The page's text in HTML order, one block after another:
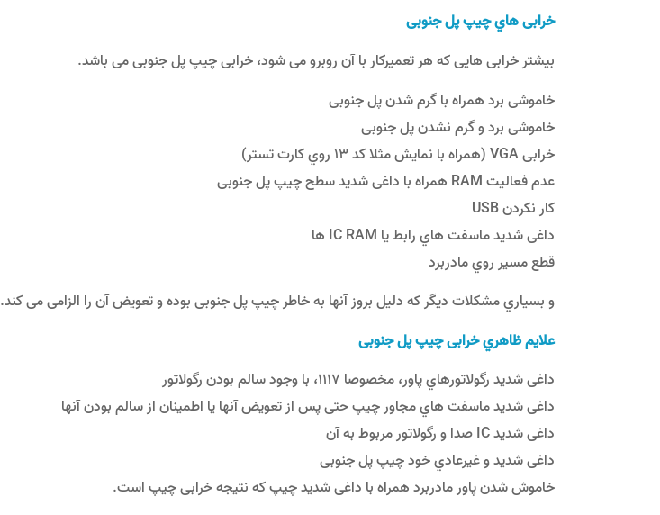
ﺧﺮاﺑﯽ ﻫﺎي ﭼﯿﭗ ﭘﻞ ﺟﻨﻮﺑﯽ
ﺑﯿﺸﺘﺮ ﺧﺮاﺑﯽ ﻫﺎﯾﯽ ﮐﻪ ﻫﺮ ﺗﻌﻤﯿﺮﮐﺎر ﺑﺎ آن روﺑﺮو ﻣﯽ ﺷﻮد، ﺧﺮاﺑﯽ ﭼﯿﭗ ﭘﻞ ﺟﻨﻮﺑﯽ ﻣﯽ ﺑﺎﺷﺪ.
خاﻣﻮﺷﯽ ﺑﺮد ﻫﻤﺮاه ﺑﺎ ﮔﺮم ﺷﺪن ﭘﻞ ﺟﻨﻮﺑﯽ
ﺧﺎﻣﻮﺷﯽ ﺑﺮد و ﮔﺮم ﻧﺸﺪن ﭘﻞ ﺟﻨﻮﺑﯽ
ﺧﺮاﺑﯽ VGA (همراه ﺑﺎ ﻧﻤﺎﯾﺶ ﻣﺜﻼ ﮐﺪ 13 روي ﮐﺎرت ﺗﺴﺘﺮ)
ﻋﺪم ﻓﻌﺎﻟﯿﺖ RAM همراه ﺑﺎ داﻏﯽ ﺷﺪﯾﺪ ﺳﻄﺢ ﭼﯿﭗ ﭘﻞ ﺟﻨﻮﺑﯽ
ﮐﺎر ﻧﮑﺮدن USB
داﻏﯽ ﺷﺪﯾﺪ ﻣﺎﺳﻔﺖ ﻫﺎي راﺑﻂ ﯾﺎ IC RAM ها
ﻗﻄﻊ ﻣﺴﯿﺮ روي ﻣﺎدرﺑﺮد
و ﺑﺴﯿﺎري ﻣﺸﮑﻼت دﯾﮕﺮ ﮐﻪ دﻟﯿﻞ ﺑﺮوز آﻧﻬﺎ ﺑﻪ ﺧﺎﻃﺮ ﭼﯿﭗ ﭘﻞ ﺟﻨﻮﺑﯽ ﺑﻮده و ﺗﻌﻮﯾﺾ آن را اﻟﺰاﻣﯽ ﻣﯽ ﮐﻨﺪ.
ﻋﻼﯾﻢ ﻇﺎﻫﺮي ﺧﺮاﺑﯽ ﭼﯿﭗ ﭘﻞ ﺟﻨﻮﺑﯽ
داﻏﯽ ﺷﺪﯾﺪ رﮔﻮﻻﺗﻮرﻫﺎي ﭘﺎور، ﻣﺨﺼﻮﺻﺎ 1117، ﺑﺎ وﺟﻮد ﺳﺎﻟﻢ ﺑﻮدن رﮔﻮﻻﺗﻮر
داﻏﯽ ﺷﺪﯾﺪ ﻣﺎﺳﻔﺖ ﻫﺎي ﻣﺠﺎور ﭼﯿﭗ ﺣﺘﯽ ﭘﺲ از ﺗﻌﻮﯾﺾ آﻧﻬﺎ ﯾﺎ اﻃﻤﯿﻨﺎن از ﺳﺎﻟﻢ ﺑﻮدن آﻧﻬﺎ
داﻏﯽ ﺷﺪﯾﺪ IC صدا و رﮔﻮﻻﺗﻮر ﻣﺮﺑﻮط ﺑﻪ آن
داﻏﯽ ﺷﺪﯾﺪ و ﻏﯿﺮﻋﺎدي ﺧﻮد ﭼﯿﭗ ﭘﻞ ﺟﻨﻮﺑﯽ
خاموش ﺷﺪن ﭘﺎور ﻣﺎدرﺑﺮد ﻫﻤﺮاه ﺑﺎ داﻏﯽ ﺷﺪﯾﺪ ﭼﯿﭗ ﮐﻪ ﻧﺘﯿﺠﻪ ﺧﺮاﺑﯽ ﭼﯿﭗ اﺳﺖ.